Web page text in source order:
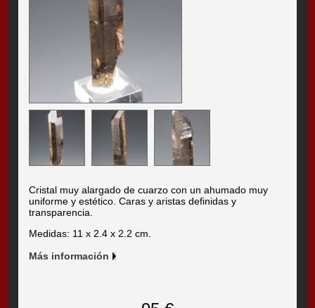
Cristal muy alargado de cuarzo con un ahumado muy
uniforme y estético. Caras y aristas definidas y
transparencia.
Medidas: 11 x 2.4 x 2.2 cm.
Más información